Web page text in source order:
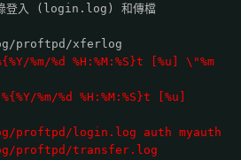
登入 (login.log) 和傳檔
proftpd/xferlog
%m/%d %H:%M:%S}t [%u] \"%m
%m/%d %H:%M:%S}t [%u]
proftpd/login.log auth myauth
proftpd/transfer.log